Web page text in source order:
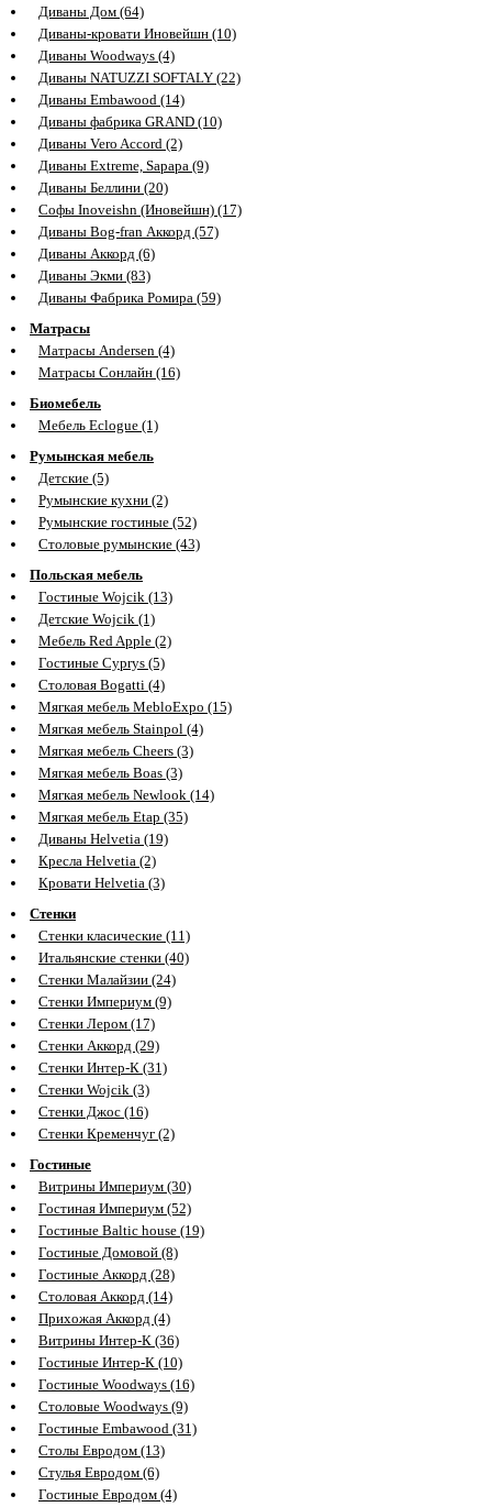
Диваны Дом (64)
Диваны-кровати Иновейшн (10)
Диваны Woodways (4)
Диваны NATUZZI SOFTALY (22)
Диваны Embawood (14)
Диваны фабрика GRAND (10)
Диваны Vero Accord (2)
Диваны Extreme, Sapapa (9)
Диваны Беллини (20)
Софы Inoveishn (Иновейшн) (17)
Диваны Bog-fran Аккорд (57)
Диваны Аккорд (6)
Диваны Экми (83)
Диваны Фабрика Ромира (59)
Матрасы
Матрасы Andersen (4)
Матрасы Сонлайн (16)
Биомебель
Мебель Eclogue (1)
Румынская мебель
Детские (5)
Румынские кухни (2)
Румынские гостиные (52)
Столовые румынские (43)
Польская мебель
Гостиные Wojcik (13)
Детские Wojcik (1)
Мебель Red Apple (2)
Гостиные Cyprys (5)
Столовая Bogatti (4)
Мягкая мебель MebloExpo (15)
Мягкая мебель Stainpol (4)
Мягкая мебель Cheers (3)
Мягкая мебель Boas (3)
Мягкая мебель Newlook (14)
Мягкая мебель Etap (35)
Диваны Helvetia (19)
Кресла Helvetia (2)
Кровати Helvetia (3)
Стенки
Стенки класические (11)
Итальянские стенки (40)
Стенки Малайзии (24)
Стенки Империум (9)
Стенки Лером (17)
Стенки Аккорд (29)
Стенки Интер-К (31)
Стенки Wojcik (3)
Стенки Джос (16)
Стенки Кременчуг (2)
Гостиные
Витрины Империум (30)
Гостиная Империум (52)
Гостиные Baltic house (19)
Гостиные Домовой (8)
Гостиные Аккорд (28)
Столовая Аккорд (14)
Прихожая Аккорд (4)
Витрины Интер-К (36)
Гостиные Интер-К (10)
Гостиные Woodways (16)
Столовые Woodways (9)
Гостиные Embawood (31)
Столы Евродом (13)
Стулья Евродом (6)
Гостиные Евродом (4)